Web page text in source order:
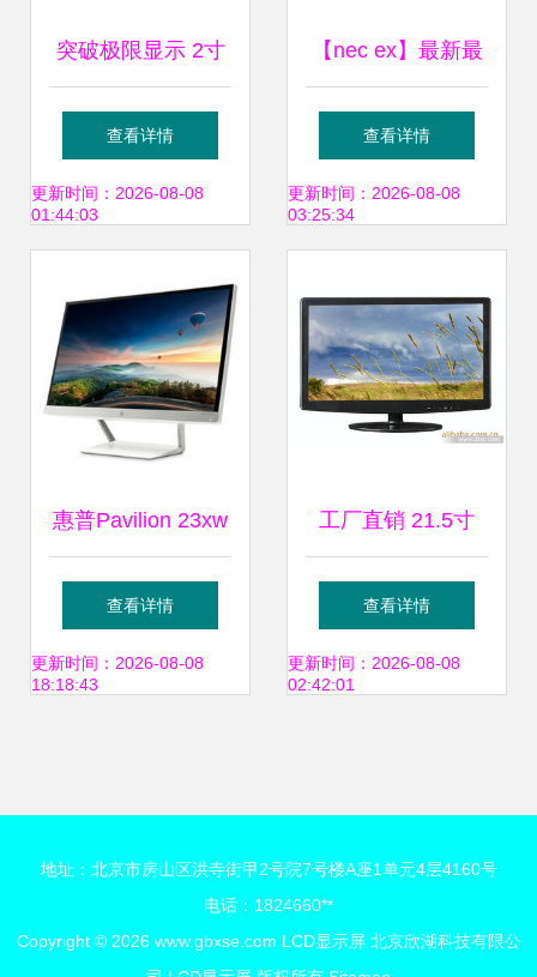
突破极限显示 2寸
防水防爆液晶触摸
屏显示器在工业与
析
查看详情
更新时间：2026-08-08
01:44:03
【nec ex】最新最
全nec ex返利优惠
_一淘网 LCD显示
查看详情
更新时间：2026-08-08
03:25:34
惠普Pavilion 23xw
13英寸IPS广视角
白色显示器，不闪
查看详情
更新时间：2026-08-08
18:18:43
工厂直销 21.5寸
LED背光源显示器
如何助力节能
查看详情
更新时间：2026-08-08
02:42:01
地址：北京市房山区洪寺街甲2号院7号楼A座1单元4层4160号
电话：1824660**
Copyright © 2026 www.gbxse.com LCD显示屏 北京欣湖科技有限公